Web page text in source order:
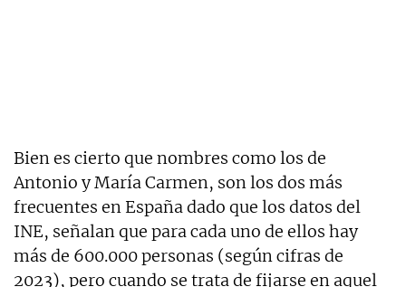
Bien es cierto que nombres como los de
Antonio y María Carmen, son los dos más
frecuentes en España dado que los datos del
INE, señalan que para cada uno de ellos hay
más de 600.000 personas (según cifras de
2023), pero cuando se trata de fijarse en aquel